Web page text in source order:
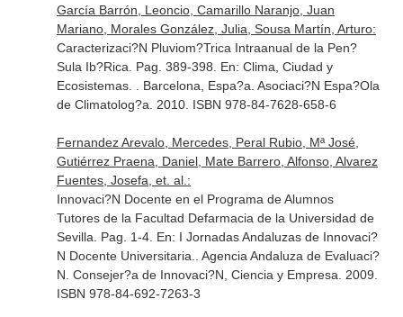
García Barrón, Leoncio, Camarillo Naranjo, Juan
Mariano, Morales González, Julia, Sousa Martín, Arturo:
Caracterizaci?N Pluviom?Trica Intraanual de la Pen?
Sula Ib?Rica. Pag. 389-398. En: Clima, Ciudad y
Ecosistemas. . Barcelona, Espa?a. Asociaci?N Espa?Ola
de Climatolog?a. 2010. ISBN 978-84-7628-658-6
Fernandez Arevalo, Mercedes, Peral Rubio, Mª José,
Gutiérrez Praena, Daniel, Mate Barrero, Alfonso, Alvarez
Fuentes, Josefa, et. al.:
Innovaci?N Docente en el Programa de Alumnos
Tutores de la Facultad Defarmacia de la Universidad de
Sevilla. Pag. 1-4. En: I Jornadas Andaluzas de Innovaci?
N Docente Universitaria.
. Agencia Andaluza de Evaluaci?
N. Consejer?a de Innovaci?N, Ciencia y Empresa. 2009.
ISBN 978-84-692-7263-3